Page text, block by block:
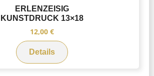
ERLENZEISIG
KUNSTDRUCK 13×18
12,00 €
Details